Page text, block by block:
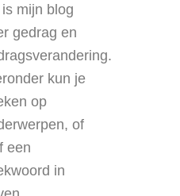
mijn blog
gedrag en
kun je
op
of
een
in